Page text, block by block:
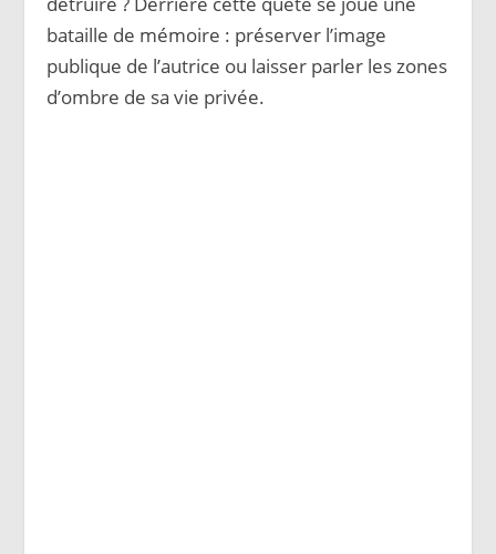
bataille de mémoire : préserver l’image
publique de l’autrice ou laisser parler les zones
d’ombre de sa vie privée.